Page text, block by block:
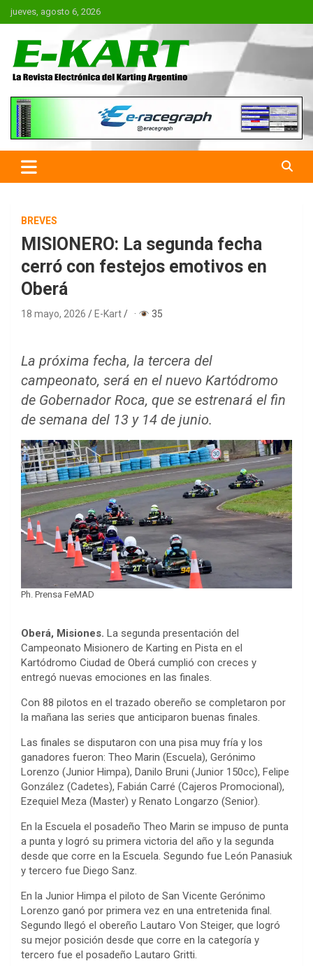
Saltar
al
jueves, agosto 6, 2026
E-Kart.com.ar | La Revista
Electrónica del Karting en
Argentina
BREVES
MISIONERO: La segunda fecha
cerró con festejos emotivos en
Oberá
18 mayo, 2026 E-Kart · 35
La próxima fecha, la tercera del
campeonato, será en el nuevo Kartódromo
de Gobernador Roca, que se estrenará el fin
de semana del 13 y 14 de junio.
Ph. Prensa FeMAD
Oberá, Misiones. La segunda presentación del
Campeonato Misionero de Karting en Pista en el
Kartódromo Ciudad de Oberá cumplió con creces y
entregó nuevas emociones en las finales.
Con 88 pilotos en el trazado obereño se completaron por
la mañana las series que anticiparon buenas finales.
Las finales se disputaron con una pisa muy fría y los
ganadores fueron: Theo Marin (Escuela), Gerónimo
Lorenzo (Junior Himpa), Danilo Bruni (Junior 150cc), Felipe
González (Cadetes), Fabián Carré (Cajeros Promocional),
Ezequiel Meza (Master) y Renato Longarzo (Senior).
En la Escuela el posadeño Theo Marin se impuso de punta
a punta y logró su primera victoria del año y la segunda
desde que corre en la Escuela. Segundo fue León Panasiuk
y tercero fue Diego Sanz.
En la Junior Himpa el piloto de San Vicente Gerónimo
Lorenzo ganó por primera vez en una entretenida final.
Segundo llegó el obereño Lautaro Von Steiger, que logró
su mejor posición desde que corre en la categoría y
tercero fue el posadeño Lautaro Gritti.